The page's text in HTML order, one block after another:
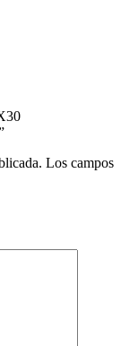
Los campos